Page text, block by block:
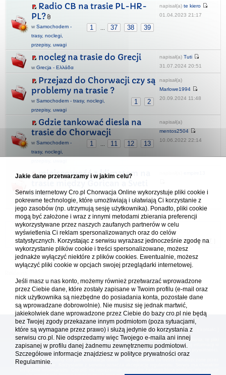
Radio CB na trasie PL-HR-
PL?
1 ... 37 38 39
w Samochodem -
trasy, noclegi,
przepisy, uwagi
napisał(a) te kiero
01.04.2023 21:17
nocleg na trasie do Grecji
w Grecja - Ελλάδα
napisał(a) Tuti
31.07.2024 20:51
Przejazd do Chorwacji czy są
problemy na trasie ?
1 2
w Samochodem - trasy, noclegi,
przepisy, uwagi
napisał(a)
Marlowe1994
20.09.2024 11:48
Gdzie tankować diesla na
trasie do Chorwacji
1 ... 11 12 13
w Samochodem -
trasy, noclegi,
napisał(a)
mentos2504
10.06.2022 22:14
miejscowość z klimatem na
Rok
wChorwackie ABC
22.07.2022 22:30
Forum Chorwacja Online - Cro.pl
Usuń ciasteczka• Strefa czasowa: UTC + 1 (Polska - czas zimowy) [ DST
[reklama ] [
Platforma cro.pl© Chorwacja online™ wykorzystuje cookies do prawidłowego działania, te pliki
gromadzą na Twoim komputerze dane ułatwiające korzystanie z serwisu; więcej informacji w
Redakcja platformy cro.pl© Chorwacja online™ nie odpowiada za treści zamieszczone przez
użytkowników. Korzystanie z serwisu oznacza akceptację regulaminu. Serwis ma charakter
Jakie dane przetwarzamy i w jakim celu?
Serwis internetowy Cro.pl Chorwacja Online wykorzystuje pliki cookie i
pokrewne technologie, które umożliwiają i ułatwiają Ci korzystanie z
jego zasobów (np. utrzymują sesję użytkownika). Ponadto, pliki cookie
mogą być założone i wraz z innymi metodami zbierania preferencji
wykorzystywane przez naszych zaufanych partnerów w celu
wyświetlenia Ci reklam spersonalizowanych oraz do celów
statystycznych. Korzystając z serwisu wyrażasz jednocześnie zgodę na
wykorzystanie plików cookie i treści spersonalizowane, możesz
jednakże wyłączyć niektóre z plików cookies. Ewentualnie, możesz
wyłączyć pliki cookie w opcjach swojej przeglądarki internetowej.
Jeśli masz u nas konto, możemy również przetwarzać wprowadzone
przez Ciebie dane, które zostały zapisane w Twoim profilu (e-mail oraz
nick użytkownika są niezbędne do posiadania konta, pozostałe dane
są wprowadzane dobrowolnie). Nie musisz się jednak martwić,
jakiekolwiek dane wprowadzone przez Ciebie do bazy cro.pl nie będą
bez Twojej zgody przekazane innym podmiotom (poza sytuacjami,
które są wymagane przez prawo) i służą jedynie do korzystania z
serwisu cro.pl. Nie odsprzedamy więc Twojego e-maila ani innej
zapisanej w profilu danej żadnemu zewnętrznemu podmiotowi.
Szczegółowe informacje znajdziesz w polityce prywatności oraz
Regulaminie.